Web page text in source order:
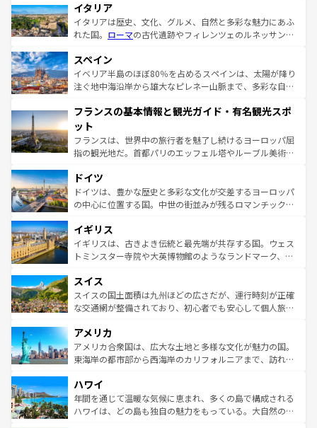
イタリア
イタリアは歴史、文化、グルメ、自然と多彩な魅力にあふ
れた国。 ローマの古代遺跡やフィレンツェのルネッサンス
ろん、トスカーナの美しい田園風景やアマルフィ海岸の絶
景など、自然景観も見逃せない。観光の合間には、本場の
ピザやパスタなど、絶品のイタリア料理を堪能することも
ませてくれるイタリアで、忘れられない旅をしてみよう！
なお、新着のイタリア情報は
しい。
スペイン
イベリア半島のほぼ80％を占めるスペインは、太陽が降り
注ぐ地中海沿岸から雄大なピレネー山脈まで、多彩な自然
文化が根付くこの国では、情熱的なフラメンコ、熱気あふ
れる闘牛、そして美味しいタパスが生活の一部となってい
る。首都マドリードの洗練された雰囲気や、バルセロナの
アートに溢れた街角から、地方では古代ローマ遺跡や中世
せる。地方によって風土や気候が異なるスペインはその個
性で訪れる人を魅了する。 なお、新着のスペイン情報は コ
ンテンツ一覧を参照してほしい。
フランスの基本情報と観光ガイド・有名観光スポ
ット
フランスは、世界中の旅行者を魅了し続けるヨーロッパ屈
指の観光地だ。首都パリのエッフェル塔やルーブル美術館
で、幅広い魅力が詰まっている。華麗な宮殿、歴史的な大
聖堂、美しいビーチ、そして豊かな自然が、訪れる者を心
から魅了する。また、フランスは美食の国としても知ら
いる。シャンパンの発祥地であるランス、プロヴァンスの
香り高いラベンダー畑など、多彩な楽しみ方が可能だ。さ
らに、パリ以外の地域にも魅力が溢れており、どの街角に
れる地方に足を運ぶとそれぞれで全く異なる文化を体験で
きるだろう。 なお、新着のフランス情報はコンテンツ一覧
を参照してほしい。
ドイツ
ドイツは、豊かな歴史と多彩な文化が交差するヨーロッパ
の中心に位置する国。中世の街並みが残るロマンチック街
顔を持つこの国は、どこを歩いても飽きることがない。ベ
ルリンの文化的活気、バイエルン州のアルプスの絶景、そ
してライン川沿いのワイン畑といった風景は必見。ビール
は、お酒好きな人にはぜひ体験してほしい。 なお、新着の
ドイツ情報はコンテンツ一覧を参照してほしい。
イギリス
イギリスは、古きよき伝統と最先端が共存する国。ウェス
トミンスター寺院や大英博物館のようなランドマーク、歴
リアごとに異なる魅力がある。また、優雅なアフタヌーン
ティー、ビール好きにはたまらない英国パブ、サッカー観
戦など、本場だからこそできる体験も豊富。イギリスを旅
ンツ一覧を参照してほしい。
スイス
スイスの国土面積は九州ほどの広さだが、運行時刻が正確
な交通網が整備されており、初心者でも安心して個人旅行
の建物がそのまま残る町や、スイスならではのユニークな
博物館もあり、アルプス観光だけでなく町歩きも満喫する
ことができる。国民の所得が高いため物価も高いが、旅行
ば市内交通費無料で観光を楽しむこともできる。 なお、新
着のスイス情報はコンテンツ一覧 を参照してほしい。
アメリカ
アメリカ合衆国は、広大な土地と多様な文化が魅力の国。
東海岸の都市部から西海岸のカリフォルニアまで、訪れる
のような巨大都市は、観光、ショッピング、エンターテイ
ンメントが詰まった刺激的なスポットだ。一方、アメリカ
西部には大自然が広がり、グランドキャニオンやイエロー
ハワイ
年間を通じて温暖な気候に恵まれ、多くの島で構成される
ハワイは、どの島も独自の魅力をもっている。大自然の神